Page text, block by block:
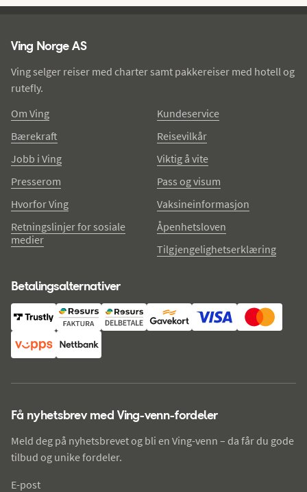
Ving Norge AS
Ving selger reiser med charter samt pakkereiser med hotell og
rutefly.
Om Ving
Bærekraft
Jobb i Ving
Presserom
Hvorfor Ving
Retningslinjer for sosiale
medier
Kundeservice
Reisevilkår
Viktig å vite
Pass og visum
Vaksineinformasjon
Åpenhetsloven
Tilgjengelighetserklæring
Betalingsalternativer
Få nyhetsbrev med Ving-venn-fordeler
Meld deg på nyhetsbrevet og bli en Ving-venn – da får du gode
tilbud og unike fordeler.
E-post